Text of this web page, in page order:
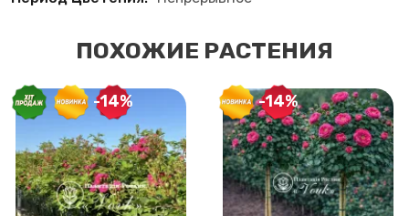
ПОХОЖИЕ РАСТЕНИЯ
-14% -14%